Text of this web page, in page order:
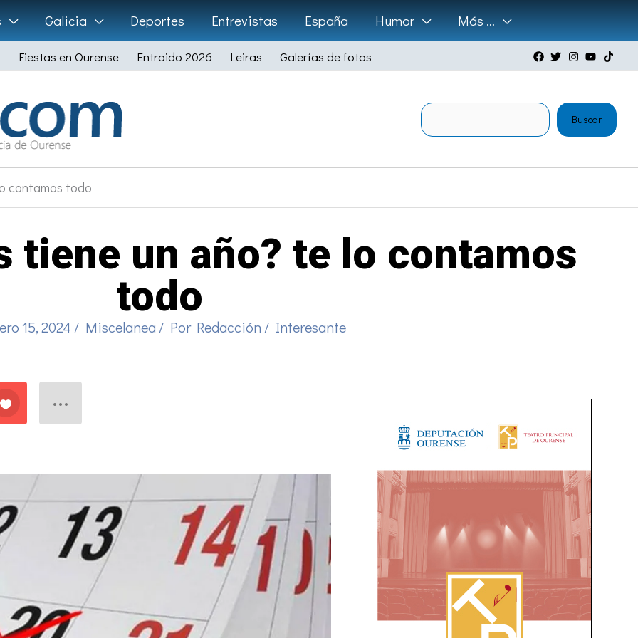
Galicia Deportes Entrevistas España Humor Más …
Fiestas en Ourense Entroido 2026 Leiras Galerías de fotos
Buscar
contamos todo
tiene un año? te lo contamos
todo
15, 2024 / Miscelanea / Por Redacción / Interesante